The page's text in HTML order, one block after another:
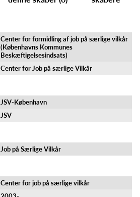
Center for formidling af job på særlige vilkår
(Københavns Kommunes
Beskæftigelsesindsats)
Center for Job på særlige Vilkår
JSV-København
JSV
Job på Særlige Vilkår
Center for job på særlige vilkår